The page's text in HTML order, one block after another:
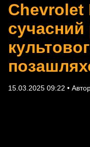
Chevrolet
сучасний
15.03.2025 09:22 •